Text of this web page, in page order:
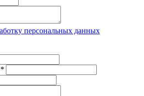
персональных данных
*